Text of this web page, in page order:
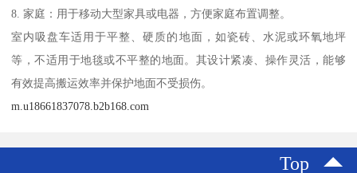
8. 家庭：用于移动大型家具或电器，方便家庭布置调整。
室内吸盘车适用于平整、硬质的地面，如瓷砖、水泥或环氧地坪
等，不适用于地毯或不平整的地面。其设计紧凑、操作灵活，能够
有效提高搬运效率并保护地面不受损伤。
m.u18661837078.b2b168.com
Top